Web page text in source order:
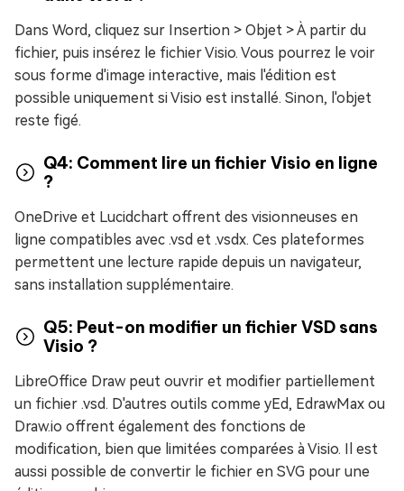
Dans Word, cliquez sur Insertion > Objet > À partir du
fichier, puis insérez le fichier Visio. Vous pourrez le voir
sous forme d'image interactive, mais l'édition est
possible uniquement si Visio est installé. Sinon, l'objet
reste figé.
Q4: Comment lire un fichier Visio en ligne
?
OneDrive et Lucidchart offrent des visionneuses en
ligne compatibles avec .vsd et .vsdx. Ces plateformes
permettent une lecture rapide depuis un navigateur,
sans installation supplémentaire.
Q5: Peut-on modifier un fichier VSD sans
Visio ?
LibreOffice Draw peut ouvrir et modifier partiellement
un fichier .vsd. D'autres outils comme yEd, EdrawMax ou
Draw.io offrent également des fonctions de
modification, bien que limitées comparées à Visio. Il est
aussi possible de convertir le fichier en SVG pour une